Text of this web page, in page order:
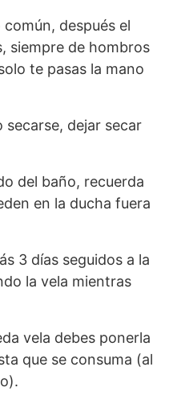
después el
siempre de hombros
te pasas la mano
secarse, dejar secar
del baño, recuerda
en la ducha fuera
3 días seguidos a la
la vela mientras
vela debes ponerla
que se consuma (al